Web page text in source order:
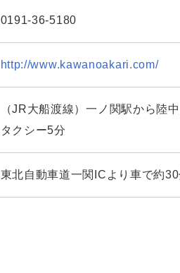
0191-36-5180
http://www.kawanoakari.com/
（JR大船渡線）一ノ関駅から陸
タクシー5分
東北自動車道一関ICより車で約30